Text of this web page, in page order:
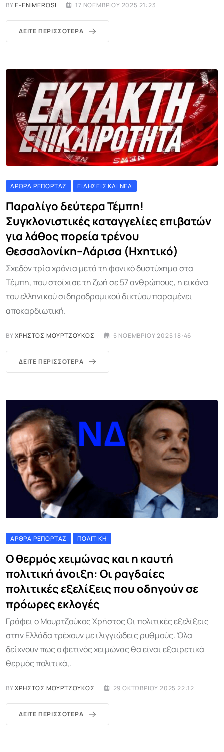
BYE-ENIMEROSI 17 ΝΟΕΜΒΡΊΟΥ 2025 21:23
ΔΕΊΤΕ ΠΕΡΙΣΣΌΤΕΡΑ
ΆΡΘΡΑ ΡΕΠΟΡΤΆΖ ΕΙΔΉΣΕΙΣ ΚΑΙ ΝΈΑ
Παραλίγο δεύτερα Τέμπη!
Συγκλονιστικές καταγγελίες επιβατών
για λάθος πορεία τρένου
Θεσσαλονίκη–Λάρισα (Ηχητικό)
Σχεδόν τρία χρόνια μετά τη φονικό δυστύχημα στα
Τέμπη, που στοίχισε τη ζωή σε 57 ανθρώπους, η εικόνα
του ελληνικού σιδηροδρομικού δικτύου παραμένει
αποκαρδιωτική.
BYΧΡΉΣΤΟΣ ΜΟΥΡΤΖΟΎΚΟΣ 5 ΝΟΕΜΒΡΊΟΥ 2025 18:46
ΔΕΊΤΕ ΠΕΡΙΣΣΌΤΕΡΑ
ΆΡΘΡΑ ΡΕΠΟΡΤΆΖ ΠΟΛΙΤΙΚΉ
Ο θερμός χειμώνας και η καυτή
πολιτική άνοιξη: Οι ραγδαίες
πολιτικές εξελίξεις που οδηγούν σε
πρόωρες εκλογές
Γράφει ο Μουρτζούκος Χρήστος Οι πολιτικές εξελίξεις
στην Ελλάδα τρέχουν με ιλιγγιώδεις ρυθμούς. Όλα
δείχνουν πως ο φετινός χειμώνας θα είναι εξαιρετικά
θερμός πολιτικά,.
BYΧΡΉΣΤΟΣ ΜΟΥΡΤΖΟΎΚΟΣ 29 ΟΚΤΩΒΡΊΟΥ 2025 22:12
ΔΕΊΤΕ ΠΕΡΙΣΣΌΤΕΡΑ